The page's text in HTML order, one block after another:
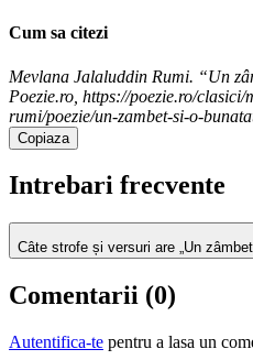
Cum sa citezi
Mevlana Jalaluddin Rumi. “Un
Poezie.ro, https://poezie.ro/
rumi/poezie/un-zambet-si-o-
Copiaza
Intrebari frecvente
Câte strofe și versuri are „Un
Comentarii (0)
Autentifica-te pentru a lasa un